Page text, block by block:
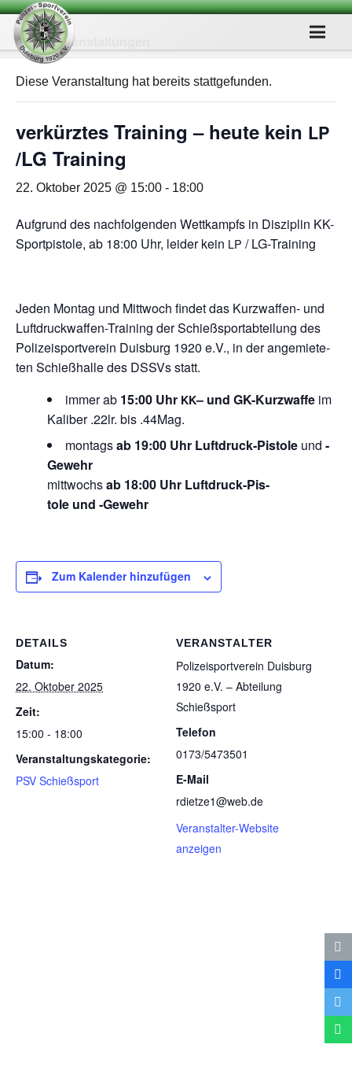
« Alle Veranstaltungen
Diese Veranstaltung hat bereits stattgefunden.
ver­kürz­tes Trai­ning – heute kein LP
/​LG Training
22. Oktober 2025 @ 15:00 - 18:00
Auf­grund des nach­fol­gen­den Wett­kampfs in Dis­zi­plin KK-
Sport­pis­tole, ab 18:00 Uhr, lei­der kein LP /​ LG-Trai­ning
Jeden Mon­tag und Mitt­woch fin­det das Kurz­waf­fen- und
Luft­druck­waf­fen-Trai­ning der Schieß­sport­ab­tei­lung des
Poli­zei­sport­ver­ein Duis­burg 1920 e.V., in der ange­mie­te­
ten Schieß­halle des DSSVs statt.
immer ab 15:00 Uhr KK– und GK-Kurz­waffe im
Kali­ber .22lr. bis .44Mag.
mon­tagsab 19:00 Uhr Luft­druck-Pis­tole und -
Gewehr
mitt­wochsab 18:00 Uhr Luft­druck-Pis­
tole und ‑Gewehr
Zum Kalender hinzufügen
DETAILS
Datum:
22. Oktober 2025
Zeit:
15:00 - 18:00
Veranstaltungskategorie:
PSV Schießsport
VERANSTALTER
Poli­zei­sport­ver­ein Duis­burg
1920 e.V. – Abtei­lung
Schießsport
Telefon
0173/5473501
E-Mail
rdietze1@web.de
Veranstalter-Website
anzeigen